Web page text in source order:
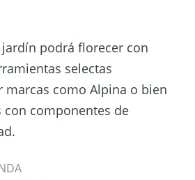
podrá florecer con
selectas
marcas como Alpina o bien
con componentes de